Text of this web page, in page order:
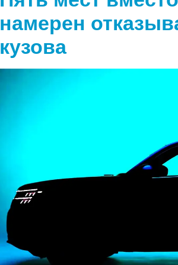
намерен
кузова